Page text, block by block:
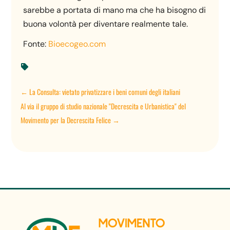
sarebbe a portata di mano ma che ha bisogno di
buona volontà per diventare realmente tale.
Fonte: Bioecogeo.com

←La Consulta: vietato privatizzare i beni comuni degli italiani
Al via il gruppo di studio nazionale "Decrescita e Urbanistica" del
Movimento per la Decrescita Felice →